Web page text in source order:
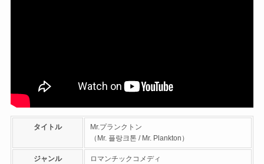
タイトル
Mr.プランクトン
（Mr. 플랑크톤 / Mr. Plankton）
ジャンル ロマンチックコメディ